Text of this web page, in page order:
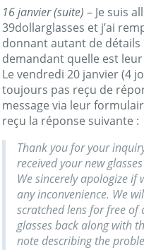
16 janvier (suite) – Je suis
39dollarglasses et j’ai
donnant autant de détails
demandant quelle est
Le vendredi 20 janvier (4
toujours pas reçu de
message via leur
reçu la réponse suivante :
Thank you for your
received your new
We sincerely apologize if
any inconvenience. We
scratched lens for free of
glasses back along with
note describing the